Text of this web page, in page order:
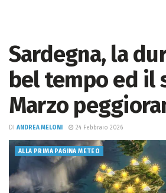
Sardegna, la
bel tempo ed il
Marzo
DI ANDREA MELONI 24 Febbraio 2026
ALLA PRIMA PAGINA METEO